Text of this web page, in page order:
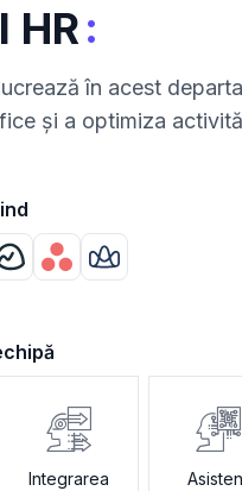
HR:
în acest
și a optimiza
Integrarea